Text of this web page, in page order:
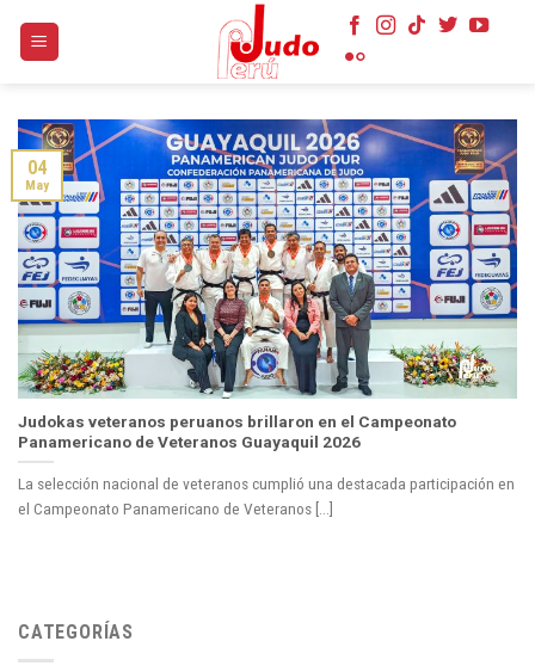
Judokas veteranos peruanos brillaron en el Campeonato
Panamericano de Veteranos Guayaquil 2026
La selección nacional de veteranos cumplió una destacada participación en
el Campeonato Panamericano de Veteranos [...]
04
May
CATEGORÍAS